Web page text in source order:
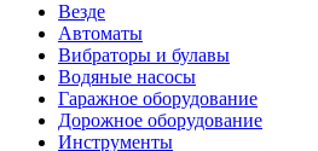
Везде
Автоматы
Вибраторы и булавы
Водяные насосы
Гаражное оборудование
Дорожное оборудование
Инструменты